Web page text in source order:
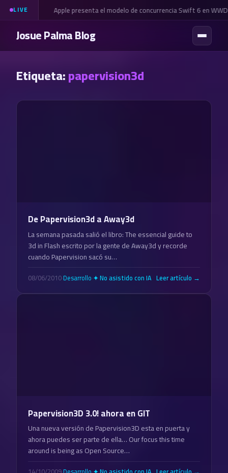
LIVE Apple presenta el modelo de concurrencia Swift 6 en
Josue Palma Blog
Etiqueta:papervision3d
De Papervision3d a Away3d
La semana pasada salió el libro: The essencial guide to
3d in Flash escrito por la gente de Away3d y recorde
cuando Papervision sacó su…
08/06/2010·Desarrollo ✦ No asistido con IA Leer artículo →
Papervision3D 3.0! ahora en GIT
Una nueva versión de Papervision3D esta en puerta y
ahora puedes ser parte de ella… Our focus this time
around is being as Open Source…